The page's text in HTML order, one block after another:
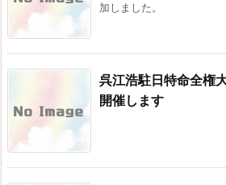
加しました。
呉江浩駐日特命全権
開催します